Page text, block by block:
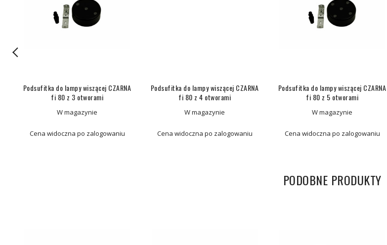
Podsufitka do lampy wiszącej CZARNA
fi 80 z 3 otworami
W magazynie
Cena widoczna po zalogowaniu
Podsufitka do lampy wiszącej CZARNA
fi 80 z 4 otworami
W magazynie
Cena widoczna po zalogowaniu
Podsufitka do lampy wiszącej CZARNA
fi 80 z 5 otworami
W magazynie
Cena widoczna po zalogowaniu
PODOBNE PRODUKTY